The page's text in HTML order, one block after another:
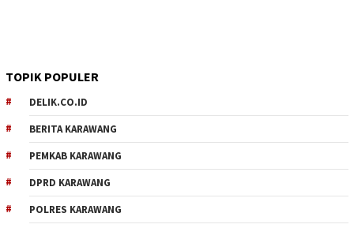
TOPIK POPULER
DELIK.CO.ID
BERITA KARAWANG
PEMKAB KARAWANG
DPRD KARAWANG
POLRES KARAWANG